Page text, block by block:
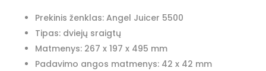
Prekinis ženklas: Angel Juicer 5500
Tipas: dviejų sraigtų
Matmenys: 267 x 197 x 495 mm
Padavimo angos matmenys: 42 x 42 mm